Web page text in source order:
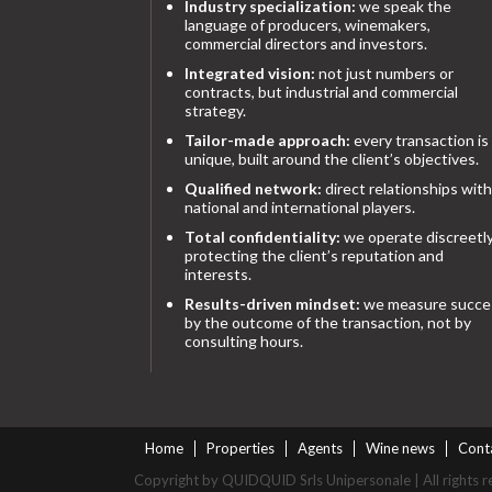
Industry specialization: we speak the
language of producers, winemakers,
commercial directors and investors.
Integrated vision: not just numbers or
contracts, but industrial and commercial
strategy.
Tailor-made approach: every transaction is
unique, built around the client’s objectives.
Qualified network: direct relationships with
national and international players.
Total confidentiality: we operate
protecting the client’s reputation and
interests.
Results-driven mindset: we measure
by the outcome of the transaction, not by
consulting hours.
Home Properties Agents Wine news
Copyright by QUIDQUID Srls Unipersonale | All rights